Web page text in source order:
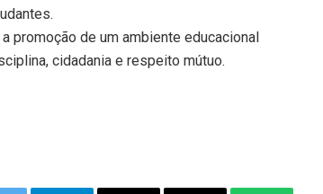
promoção de um ambiente educacional
cidadania e respeito mútuo.